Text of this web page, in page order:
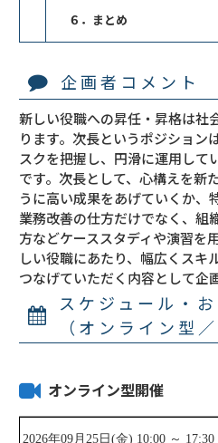
６．まとめ
企画者コメント
新しい役職への昇任・昇格は社
ります。次長というポジション
スクを把握し、円滑に運用して
です。次長として、心構えを新
うに高い成果をあげていくか、
業務改善の仕方だけでなく、組
方などケーススタディや演習を
しい役職にあたり、幅広くスキ
つなげていただく内容として企
スケジュール・
（オンライン型
オンライン型開催